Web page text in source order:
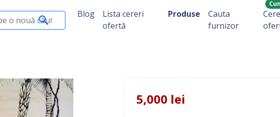
Blog
Lista cereri
ofertă
Produse
Cauta
furnizor
Cere
5,000 lei